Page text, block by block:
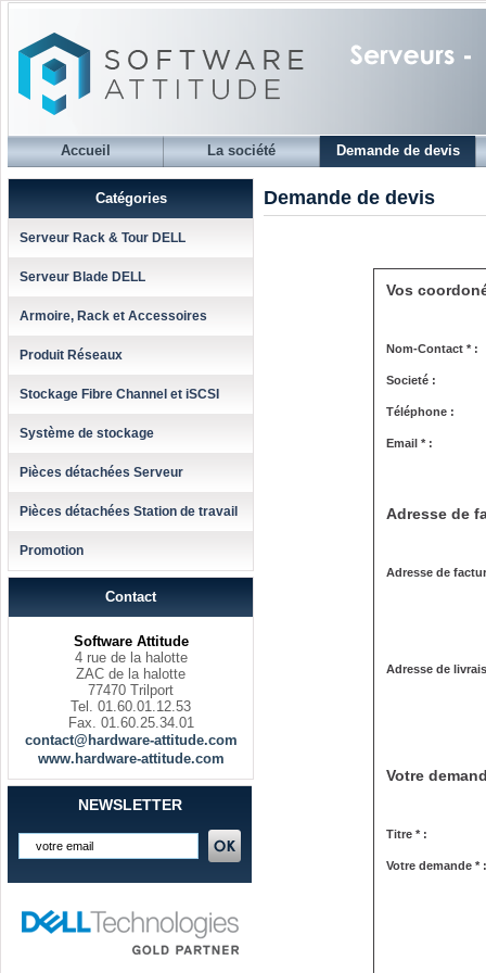
Accueil La société Demande de devis
Catégories
Serveur Rack & Tour DELL
Serveur Blade DELL
Armoire, Rack et Accessoires
Produit Réseaux
Stockage Fibre Channel et iSCSI
Système de stockage
Pièces détachées Serveur
Pièces détachées Station de travail
Promotion
Contact
Software Attitude
4 rue de la halotte
ZAC de la halotte
77470 Trilport
Tel. 01.60.01.12.53
Fax. 01.60.25.34.01
contact@hardware-attitude.com
www.hardware-attitude.com
NEWSLETTER
Demande de devis
Vos
Nom-Contact * :
Societé :
Téléphone :
Email * :
Adresse de
Adresse de
Adresse de
Votre
Titre * :
Votre demande * :